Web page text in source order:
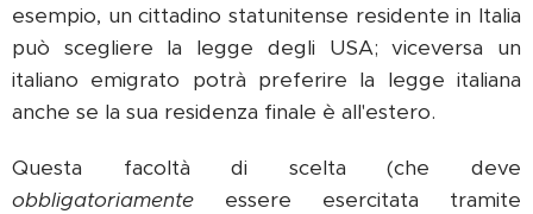
esempio, un cittadino statunitense residente in Italia
può scegliere la legge degli USA; viceversa un
italiano emigrato potrà preferire la legge italiana
anche se la sua residenza finale è all'estero.
Questa facoltà di scelta (che deve
obbligatoriamente essere esercitata tramite